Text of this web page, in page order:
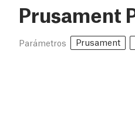
Prusament
Parámetros Prusament